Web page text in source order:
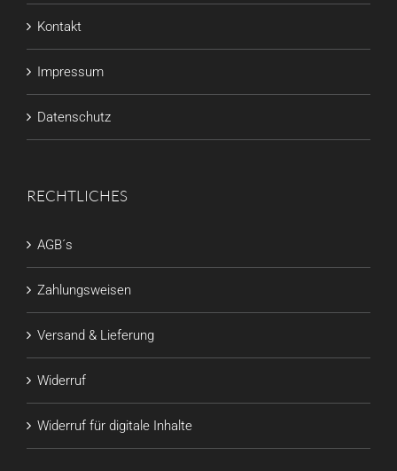
Kontakt
Impressum
Datenschutz
RECHTLICHES
AGB´s
Zahlungsweisen
Versand & Lieferung
Widerruf
Widerruf für digitale Inhalte